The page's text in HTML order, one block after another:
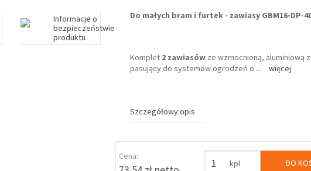
Informacje o
bezpieczeństwie
produktu
Do małych bram i furtek - zawiasy GBM16-DP-
Komplet 2 zawiasów ze wzmocnioną, aluminiową
pasujący do systemów ogrodzeń o ... więcej
Szczegółowy opis
Cena:
kpl DO